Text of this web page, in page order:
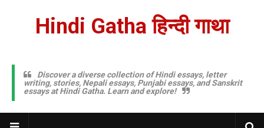
Hindi Gatha हिन्दी गाथा
Discover a diverse collection of Hindi essays, letter
writing, stories, Nepali essays, Punjabi essays, and Sanskrit
essays at Hindi Gatha. Learn and explore!